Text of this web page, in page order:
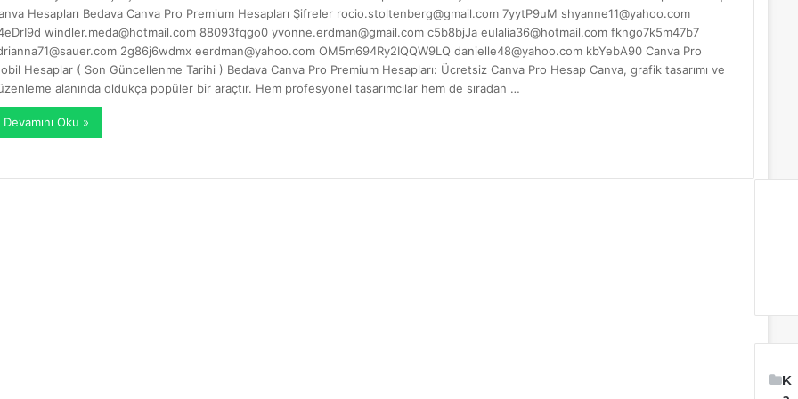
Hesapları Bedava Canva Pro Premium Hesapları Şifreler rocio.stoltenberg@gmail.com7yytP9uM shyanne11@yahoo.com
windler.meda@hotmail.com88093fqgo0 yvonne.erdman@gmail.comc5b8bjJa eulalia36@hotmail.comfkngo7k5m47b7
2g86j6wdmx eerdman@yahoo.comOM5m694Ry2IQQW9LQ danielle48@yahoo.comkbYebA90 Canva Pro
Hesaplar ( Son Güncellenme Tarihi ) Bedava Canva Pro Premium Hesapları: Ücretsiz Canva Pro Hesap Canva, grafik tasarımı ve
alanında oldukça popüler bir araçtır. Hem profesyonel tasarımcılar hem de sıradan …
Devamını Oku »
K